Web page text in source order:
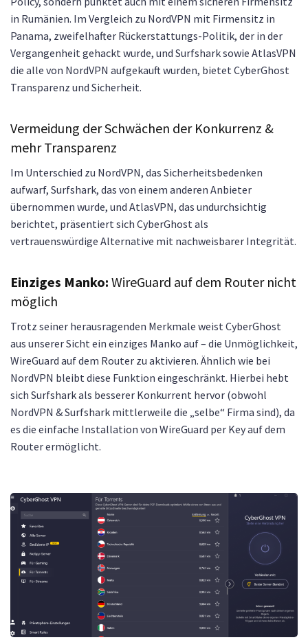
in Rumänien. Im Vergleich zu NordVPN mit Firmensitz in
Panama, zweifelhafter Rückerstattungs-Politik, der in der
Vergangenheit gehackt wurde, und Surfshark sowie AtlasVPN
die alle von NordVPN aufgekauft wurden, bietet CyberGhost
Transparenz und Sicherheit.
Vermeidung der Schwächen der Konkurrenz &
mehr Transparenz
Im Unterschied zu NordVPN, das Sicherheitsbedenken
aufwarf, Surfshark, das von einem anderen Anbieter
übernommen wurde, und AtlasVPN, das undurchsichtig
berichtet, präsentiert sich CyberGhost als
vertrauenswürdige Alternative mit nachweisbarer Integrität.
Einziges Manko: WireGuard auf dem Router nicht
möglich
Trotz seiner herausragenden Merkmale weist CyberGhost
aus unserer Sicht ein einziges Manko auf – die Unmöglichkeit,
WireGuard auf dem Router zu aktivieren. Ähnlich wie bei
NordVPN bleibt diese Funktion eingeschränkt. Hierbei hebt
sich Surfshark als besserer Konkurrent hervor (obwohl
NordVPN & Surfshark mittlerweile die „selbe“ Firma sind), da
es die einfache Installation von WireGuard per Key auf dem
Router ermöglicht.